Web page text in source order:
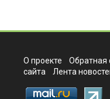
О проекте Обратная
сайта
Лента